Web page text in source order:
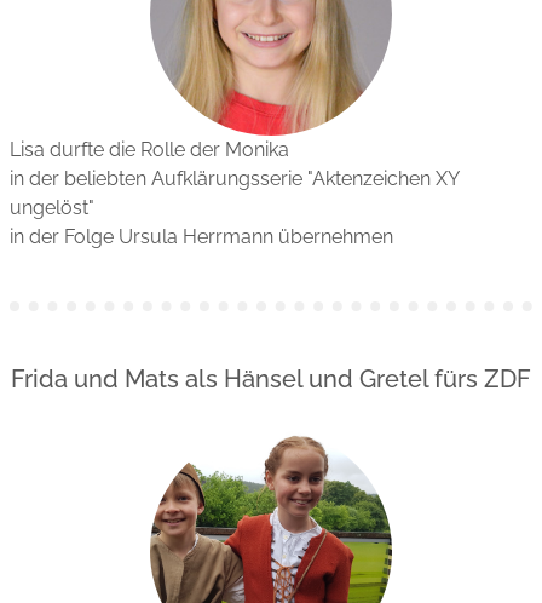
Lisa durfte die Rolle der Monika
in der beliebten Aufklärungsserie "Aktenzeichen XY
ungelöst"
in der Folge Ursula Herrmann übernehmen
Frida und Mats als Hänsel und Gretel fürs ZDF